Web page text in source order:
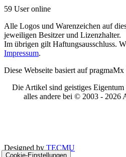
59 User online
Alle Logos und Warenzeichen auf
jeweiligen Besitzer und Lizenzhalter.
Im übrigen gilt Haftungsausschluss.
Impressum.
Diese Webseite basiert auf pragmaMx
Die Artikel sind geistiges
alles andere bei © 2003 - 2026
Designed by TECMU
Cookie-Einstellungen